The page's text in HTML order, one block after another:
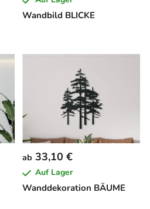
Wandbild BLICKE
Wanddekoration BÄUME
ab 33,10 €
Auf Lager